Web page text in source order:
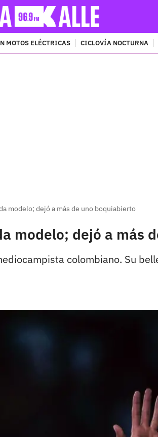
MOTOS ELÉCTRICAS CICLOVÍA NOCTURNA
modelo; dejó a más de uno boquiabierto
modelo; dejó a más
colombiano. Su